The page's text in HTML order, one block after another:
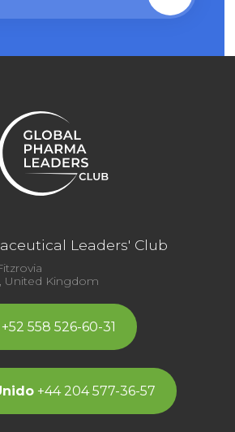
Leaders' Club
United Kingdom
+52 558 526-60-31
+44 204 577-36-57